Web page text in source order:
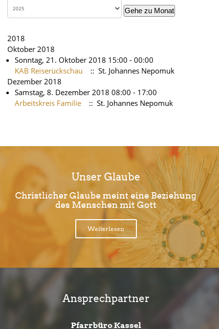
Gehe zu Monat
2018
Oktober 2018
Sonntag, 21. Oktober 2018 15:00 - 00:00
KAB Reiserückschau
:: St. Johannes Nepomuk
Dezember 2018
Samstag, 8. Dezember 2018 08:00 - 17:00
Arbeitskreis Familie
:: St. Johannes Nepomuk
Unser Glaube
Christlicher Glaube meint eine Beziehung
des Menschen mit Gott
Weiterlesen
Ansprechpartner
Pfarrbüro Kassel